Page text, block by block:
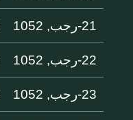
21-رجب, 1052
22-رجب, 1052
23-رجب, 1052